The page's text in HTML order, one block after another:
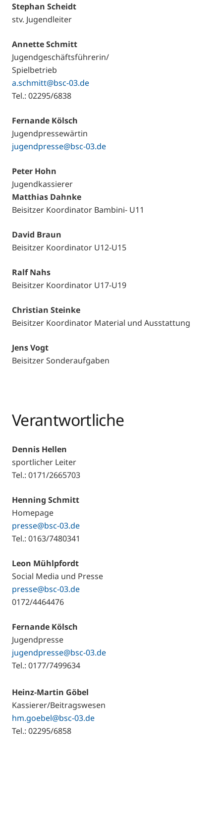
Stephan Scheidt
stv. Jugendleiter
Annette Schmitt
Jugendgeschäftsführerin/
Spielbetrieb
a.schmitt@bsc-03.de
Tel.: 02295/6838
Fernande Kölsch
Jugendpressewärtin
jugendpresse@bsc-03.de
Peter Hohn
Jugendkassierer
Matthias Dahnke
Beisitzer Koordinator Bambini- U11
David Braun
Beisitzer Koordinator U12-U15
Ralf Nahs
Beisitzer Koordinator U17-U19
Christian Steinke
Beisitzer Koordinator Material und Ausstattung
Jens Vogt
Beisitzer Sonderaufgaben
Verantwortliche
Dennis Hellen
sportlicher Leiter
Tel.: 0171/2665703
Henning Schmitt
Homepage
presse@bsc-03.de
Tel.: 0163/7480341
Leon Mühlpfordt
Social Media und Presse
presse@bsc-03.de
0172/4464476
Fernande Kölsch
Jugendpresse
jugendpresse@bsc-03.de
Tel.: 0177/7499634
Heinz-Martin Göbel
Kassierer/Beitragswesen
hm.goebel@bsc-03.de
Tel.: 02295/6858